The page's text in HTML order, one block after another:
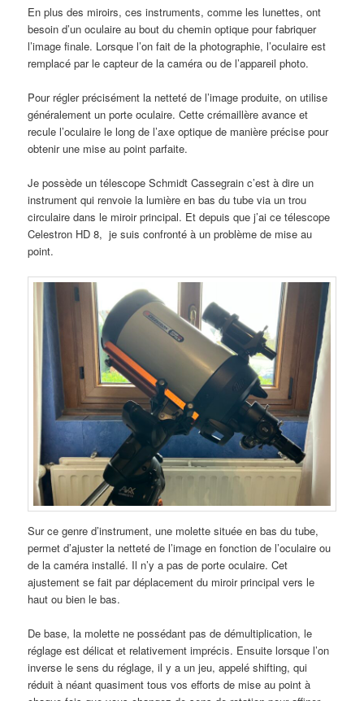
En plus des miroirs, ces instruments, comme les lunettes, ont
besoin d’un oculaire au bout du chemin optique pour fabriquer
l’image finale. Lorsque l’on fait de la photographie, l’oculaire est
remplacé par le capteur de la caméra ou de l’appareil photo.
Pour régler précisément la netteté de l’image produite, on utilise
généralement un porte oculaire. Cette crémaillère avance et
recule l’oculaire le long de l’axe optique de manière précise pour
obtenir une mise au point parfaite.
Je possède un télescope Schmidt Cassegrain c’est à dire un
instrument qui renvoie la lumière en bas du tube via un trou
circulaire dans le miroir principal. Et depuis que j’ai ce télescope
Celestron HD 8, je suis confronté à un problème de mise au
point.
Sur ce genre d’instrument, une molette située en bas du tube,
permet d’ajuster la netteté de l’image en fonction de l’oculaire ou
de la caméra installé. Il n’y a pas de porte oculaire. Cet
ajustement se fait par déplacement du miroir principal vers le
haut ou bien le bas.
De base, la molette ne possédant pas de démultiplication, le
réglage est délicat et relativement imprécis. Ensuite lorsque l’on
inverse le sens du réglage, il y a un jeu, appelé shifting, qui
réduit à néant quasiment tous vos efforts de mise au point à